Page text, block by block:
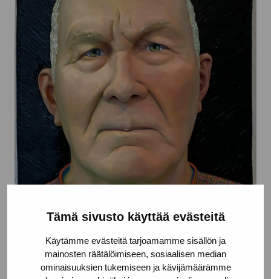
Tämä sivusto käyttää evästeitä
Käytämme evästeitä tarjoamamme sisällön ja
mainosten räätälöimiseen, sosiaalisen median
ominaisuuksien tukemiseen ja kävijämäärämme